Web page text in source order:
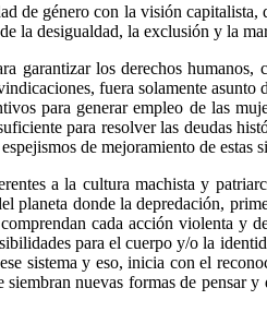
de género con la visión
la desigualdad, la exclusión y la
garantizar los derechos
fuera solamente
para generar empleo de las
para resolver las deudas
de mejoramiento de estas
a la cultura machista y
planeta donde la depredación,
cada acción violenta y
para el cuerpo y/o la
sistema y eso, inicia con el
nuevas formas de pensar